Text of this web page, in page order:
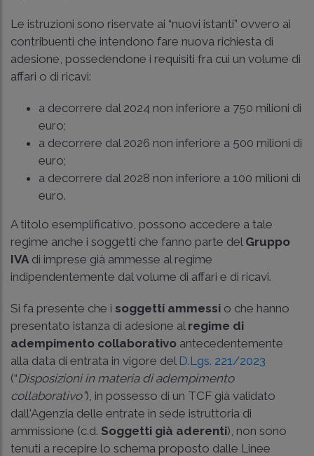
Le istruzioni sono riservate ai “nuovi istanti” ovvero ai
contribuenti che intendono fare nuova richiesta di
adesione, possedendone i requisiti fra cui un volume di
affari o di ricavi:
a decorrere dal 2024 non inferiore a 750 milioni di
euro;
a decorrere dal 2026 non inferiore a 500 milioni di
euro;
a decorrere dal 2028 non inferiore a 100 milioni di
euro.
A titolo esemplificativo, possono accedere a tale
regime anche i soggetti che fanno parte del Gruppo
IVA di imprese già ammesse al regime
indipendentemente dal volume di affari e di ricavi.
Si fa presente che i soggetti ammessi o che hanno
presentato istanza di adesione al regime di
adempimento collaborativo antecedentemente
alla data di entrata in vigore del D.Lgs. 221/2023
(“Disposizioni in materia di adempimento
collaborativo”), in possesso di un TCF già validato
dall'Agenzia delle entrate in sede istruttoria di
ammissione (c.d. Soggetti già aderenti), non sono
tenuti a recepire lo schema proposto dalle Linee